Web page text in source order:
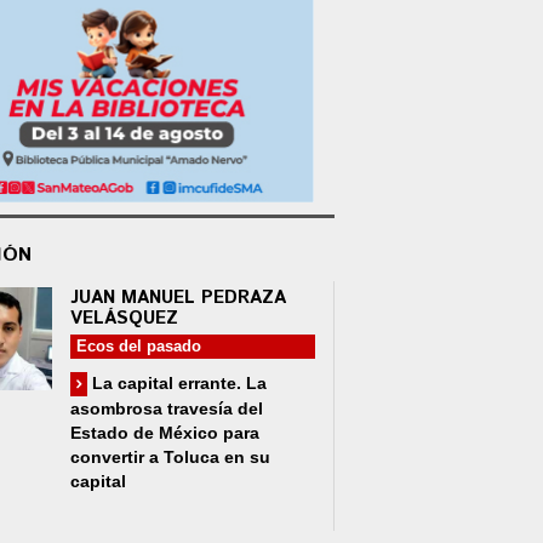
JUAN MANUEL PEDRAZA
VELÁSQUEZ
Ecos del pasado
La capital errante. La
asombrosa travesía del
Estado de México para
convertir a Toluca en su
capital